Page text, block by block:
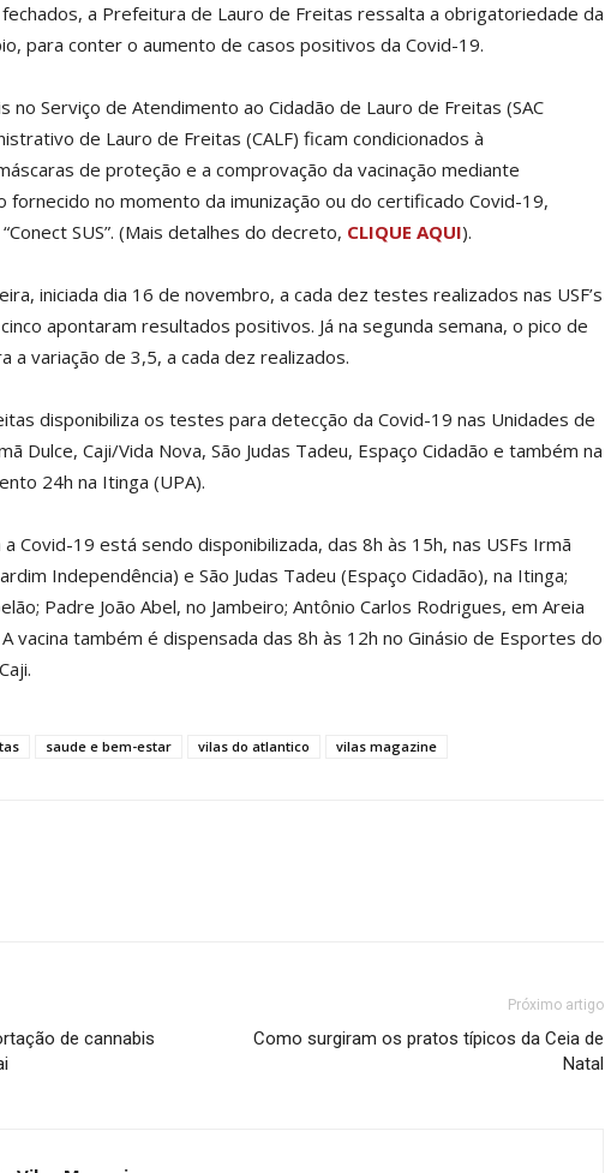
a Prefeitura de Lauro de Freitas ressalta a obrigatoriedade da
para conter o aumento de casos positivos da Covid-19.
no Serviço de Atendimento ao Cidadão de Lauro de Freitas (SAC
de Lauro de Freitas (CALF) ficam condicionados à
de proteção e a comprovação da vacinação mediante
fornecido no momento da imunização ou do certificado Covid-19,
SUS”. (Mais detalhes do decreto, CLIQUE AQUI).
iniciada dia 16 de novembro, a cada dez testes realizados nas USF’s
apontaram resultados positivos. Já na segunda semana, o pico de
variação de 3,5, a cada dez realizados.
disponibiliza os testes para detecção da Covid-19 nas Unidades de
Dulce, Caji/Vida Nova, São Judas Tadeu, Espaço Cidadão e também na
24h na Itinga (UPA).
Covid-19 está sendo disponibilizada, das 8h às 15h, nas USFs Irmã
Independência) e São Judas Tadeu (Espaço Cidadão), na Itinga;
Padre João Abel, no Jambeiro; Antônio Carlos Rodrigues, em Areia
A vacina também é dispensada das 8h às 12h no Ginásio de Esportes do
saude e bem-estar vilas do atlantico vilas magazine
de cannabis
Próximo artigo
Como surgiram os pratos típicos da Ceia de
Natal